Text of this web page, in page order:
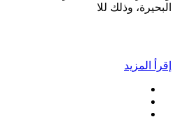
البحيرة، وذلك للا
إقرأ المزيد